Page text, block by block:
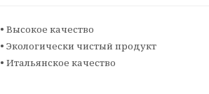
• Высокое качество
• Экологически чистый продукт
• Итальянское качество